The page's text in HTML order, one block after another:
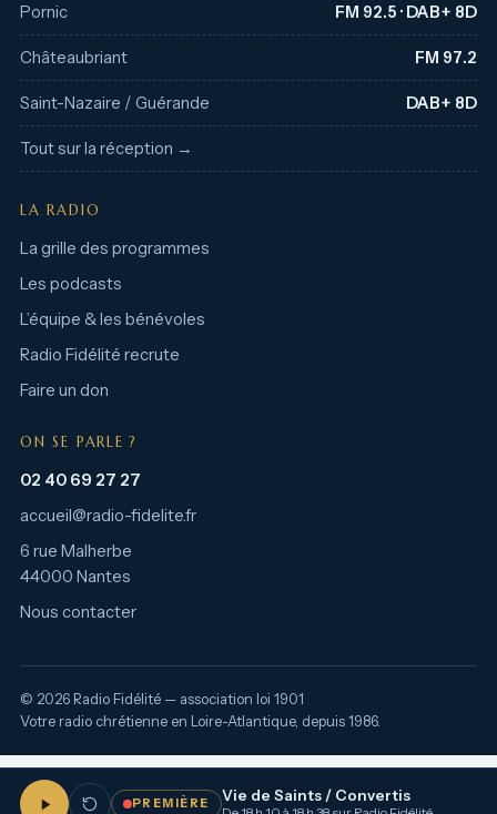
Pornic FM 92.5 · DAB+ 8D
Châteaubriant FM 97.2
Saint-Nazaire / Guérande DAB+ 8D
Tout sur la réception →
LA RADIO
La grille des programmes
Les podcasts
L’équipe & les bénévoles
Radio Fidélité recrute
Faire un don
ON SE PARLE ?
02 40 69 27 27
accueil@radio-fidelite.fr
6 rue Malherbe
44000 Nantes
Nous contacter
© 2026 Radio Fidélité — association loi 1901
Votre radio chrétienne en Loire-Atlantique, depuis 1986.
PREMIÈRE Vie de Saints / Convertis